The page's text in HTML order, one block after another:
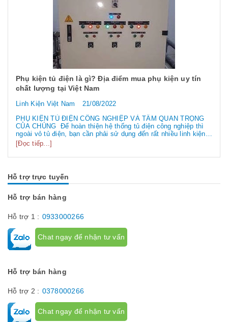
Phụ kiện tủ điện là gì? Địa điểm mua phụ kiện uy tín
chất lượng tại Việt Nam
Linh Kiện Việt Nam
21/08/2022
PHỤ KIỆN TỦ ĐIỆN CÔNG NGHIỆP VÀ TẦM QUAN TRỌNG
CỦA CHÚNG Để hoàn thiện hệ thống tủ điện công nghiệp thì
ngoài vỏ tủ điện, bạn cần phải sử dụng đến rất nhiều linh kiện
tủ điện công nghiệp khác nhau. Vậy các loại phụ kiện tủ điện
công nghiệp bao gồm những gì? Chúng có tác dụng như thế
nào hãy...
[Đọc tiếp...]
Hỗ trợ trực tuyến
Hỗ trợ bán hàng
Hỗ trợ 1 : 0933000266
Chat ngay để nhận tư vấn
Hỗ trợ bán hàng
Hỗ trợ 2 : 0378000266
Chat ngay để nhận tư vấn